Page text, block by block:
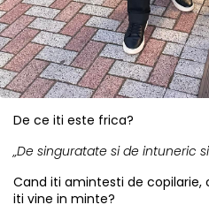
De ce iti este frica?
„De singuratate si de intuneric
Cand iti amintesti de
iti vine in minte?